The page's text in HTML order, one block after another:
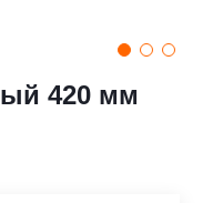
420 мм